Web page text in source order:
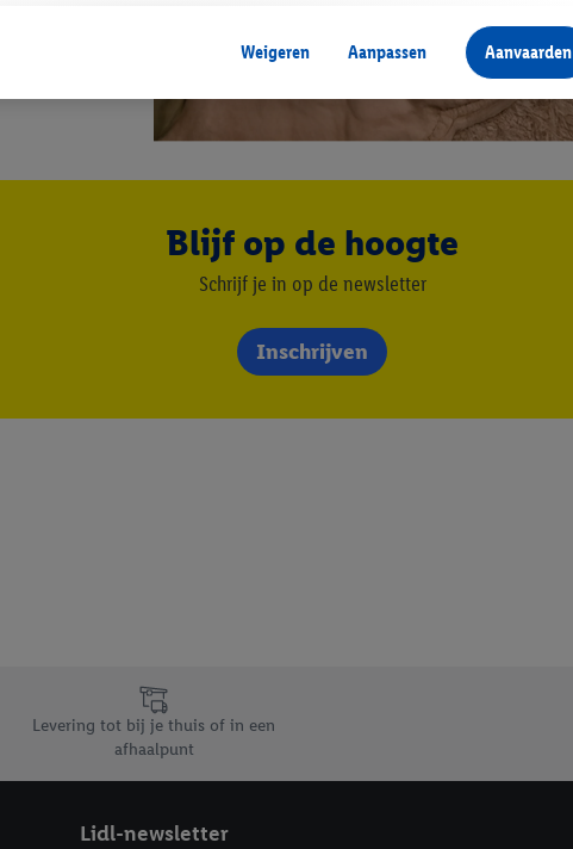
Blijf op de hoogte
Schrijf je in op de newsletter
Inschrijven
Levering tot bij je thuis of in een
afhaalpunt
Lidl-newsletter
in het kader van retargeting, d.w.z. advertenties voor producten waarin
het product in de webshop aan uw winkelmandje toe te voegen, maar het
en verschillende Lidl-diensten worden weergegeven als er met behulp
andere identificatiegegevens/identificatiegegevens waarover Criteo SA
toestaan en meer informatie vinden over de gegevensverwerking.
het gebruik van de noodzakelijke technologieën toestaan. Door op
verwerkingen voor alle bovengenoemde doeleinden. Meer informatie,
en uw recht om uw toestemming te allen tijde met vooruitwerkende
Je vindt het impressum hier.
Weigeren Aanpassen Aanvaarden